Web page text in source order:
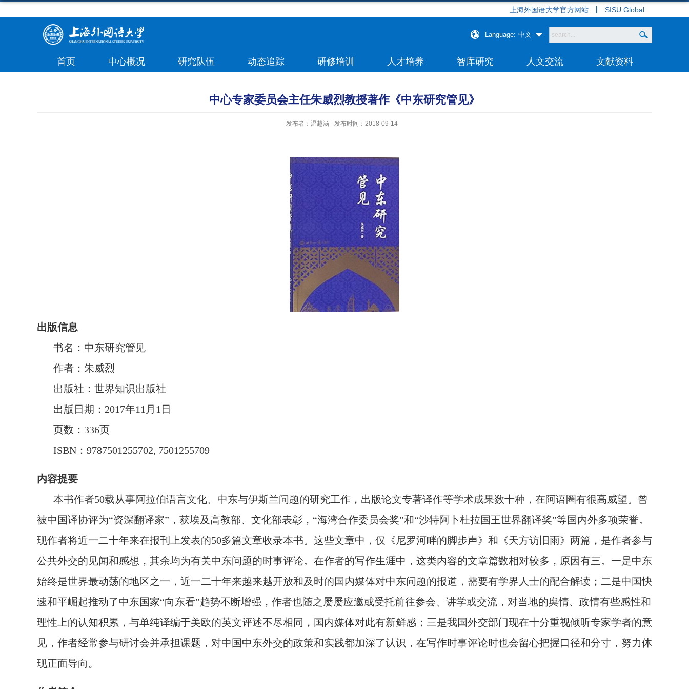
上海外国语大学官方网站 SISU Global
Language: 中文
首页 中心概况 研究队伍 动态追踪 研修培训 人才培养 智库研究 人文交流 文献资料
中心专家委员会主任朱威烈教授著作《中东研究管见》
发布者：温越涵 发布时间：2018-09-14
出版信息
书名：中东研究管见
作者：朱威烈
出版社：世界知识出版社
出版日期： 2017年11 月 1 日
页数： 336页
ISBN： 9787501255702, 7501255709
内容提要
本书作者50载从事阿拉伯语言文化、中东与伊斯兰问题的研究工作，出版论文专著译作等学术成果数十种，在阿语圈有很高威望。曾
被中国译协评为“资深翻译家”，获埃及高教部、文化部表彰，“海湾合作委员会奖”和“沙特阿卜杜拉国王世界翻译奖”等国内外多项荣誉。
现作者将近一二十年来在报刊上发表的50多篇文章收录本书。这些文章中，仅《尼罗河畔的脚步声》和《天方访旧雨》两篇，是作者参与
公共外交的见闻和感想，其余均为有关中东问题的时事评论。在作者的写作生涯中，这类内容的文章篇数相对较多，原因有三。一是中东
始终是世界最动荡的地区之一，近一二十年来越来越开放和及时的国内媒体对中东问题的报道，需要有学界人士的配合解读；二是中国快
速和平崛起推动了中东国家“向东看”趋势不断增强，作者也随之屡屡应邀或受托前往参会、讲学或交流，对当地的舆情、政情有些感性和
理性上的认知积累，与单纯译编于美欧的英文评述不尽相同，国内媒体对此有新鲜感；三是我国外交部门现在十分重视倾听专家学者的意
见，作者经常参与研讨会并承担课题，对中国中东外交的政策和实践都加深了认识，在写作时事评论时也会留心把握口径和分寸，努力体
现正面导向。